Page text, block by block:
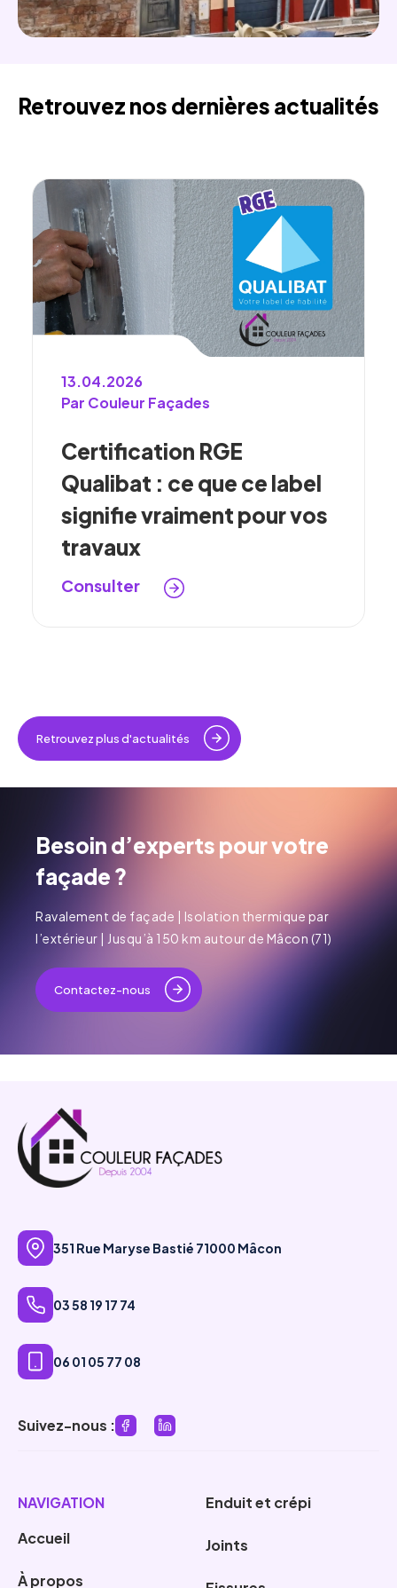
Retrouvez nos dernières actualités
13.04.2026
Par Couleur Façades
Certification RGE
Qualibat : ce que ce label
signifie vraiment pour vos
travaux
Consulter
Retrouvez plus d'actualités
Besoin d’experts pour votre
façade ?
Ravalement de façade | Isolation thermique par
l’extérieur | Jusqu’à 150 km autour de Mâcon (71)
Contactez-nous
351 Rue Maryse Bastié 71000 Mâcon
03 58 19 17 74
06 01 05 77 08
Suivez-nous :
NAVIGATION
Accueil
À propos
Enduit et crépi
Joints